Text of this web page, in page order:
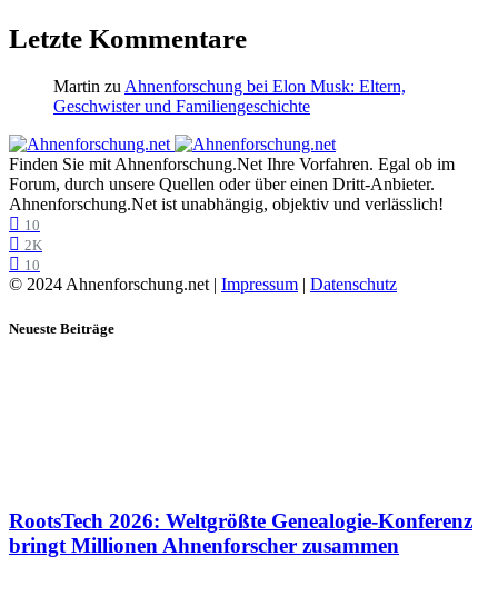
Letzte Kommentare
Martin zu Ahnenforschung bei Elon Musk: Eltern,
Geschwister und Familiengeschichte
Finden Sie mit Ahnenforschung.Net Ihre Vorfahren. Egal ob im
Forum, durch unsere Quellen oder über einen Dritt-Anbieter.
Ahnenforschung.Net ist unabhängig, objektiv und verlässlich!
10
2K
10
© 2024 Ahnenforschung.net | Impressum | Datenschutz
Neueste Beiträge
RootsTech 2026: Weltgrößte Genealogie-Konferenz
bringt Millionen Ahnenforscher zusammen